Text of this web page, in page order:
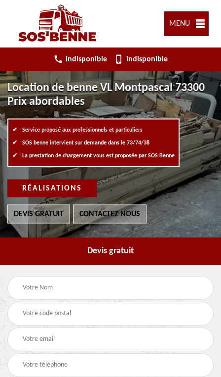
MENU
indisponible indisponible
Location de benne VL Montpascal 73300
Prix abordables
Service proposé aux professionnels et particuliers
SOS benne intervient sur demande dans le 73/74/38
La prestation de chargement vous est proposée par SOS Benne
RÉALISATIONS
DEVIS GRATUIT CONTACTEZ NOUS
Devis gratuit